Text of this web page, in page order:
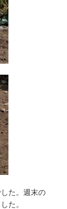
た。週末の
た。